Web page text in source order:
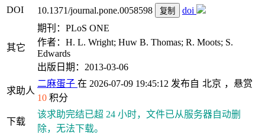
DOI
10.1371/journal.pone.0058598 复制 doi
其它
期刊：PLoS ONE
作者：H. L. Wright; Huw B. Thomas; R. Moots; S.
Edwards
出版日期：2013-03-06
求助人
二麻蛋子 在 2026-07-09 19:45:12 发布自 北京 ，悬赏
10 积分
下载
该求助完结已超 24 小时，文件已从服务器自动删
除，无法下载。